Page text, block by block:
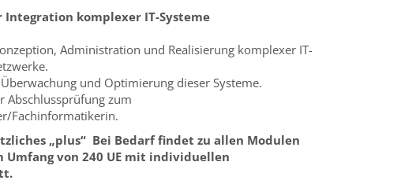
Integration komplexer IT-Systeme
Administration und Realisierung komplexer IT-
und Optimierung dieser Systeme.
Abschlussprüfung zum
Fachinformatikerin.
„plus“ Bei Bedarf findet zu allen Modulen
von 240 UE mit individuellen